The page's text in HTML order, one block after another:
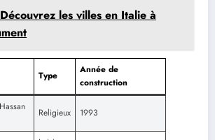
Découvrez les villes en Italie à
Type
Année de
construction
Religieux 1993